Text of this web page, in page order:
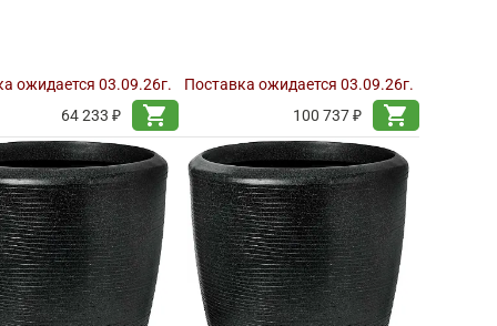
ожидается 03.09.26г.
64 233 ₽
shopping_cart
Поставка ожидается 03.09.26г.
100 737 ₽
shopping_cart